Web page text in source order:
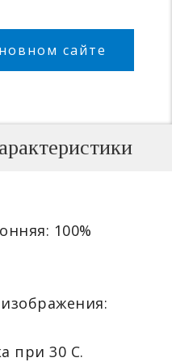
сайте
100%
при 30 С.